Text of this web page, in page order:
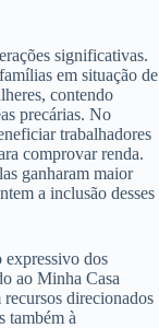
significativas.
em situação de
contendo
precárias. No
trabalhadores
comprovar renda.
ganharam maior
a inclusão desses
expressivo dos
ao Minha Casa
direcionados
também à